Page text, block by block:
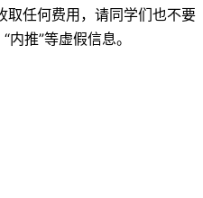
取任何费用，请同学们也不要
推”等虚假信息。